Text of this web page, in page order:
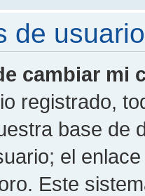
de
cambiar mi
registrado,
base de
el
Este